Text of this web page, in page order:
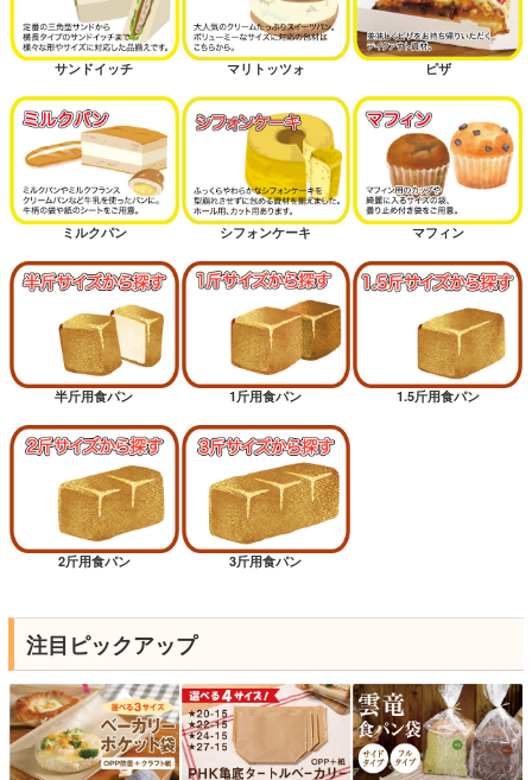
サンドイッチ マリトッツォ ピザ
ミルクパン シフォンケーキ マフィン
半斤用食パン 1斤用食パン 1.5斤用食パン
2斤用食パン 3斤用食パン
注目ピックアップ